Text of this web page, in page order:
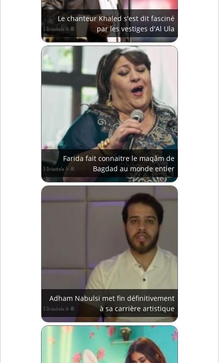
Le chanteur Khaled s'est dit fasciné
par les vestiges d'Al Ula
Farida fait connaitre le maqâm de
Bagdad au monde entier
Adham Nabulsi met fin définitivement
à sa carrière artistique